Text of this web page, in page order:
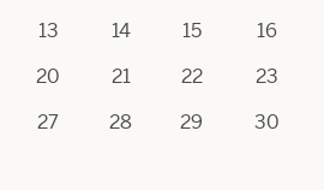
13 14 15
16
20 21 22
23
27 28 29
30